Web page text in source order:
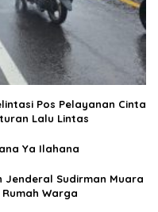
Pos Pelayanan Cinta
Lalu Lintas
Ya Ilahana
Jenderal Sudirman Muara
Warga